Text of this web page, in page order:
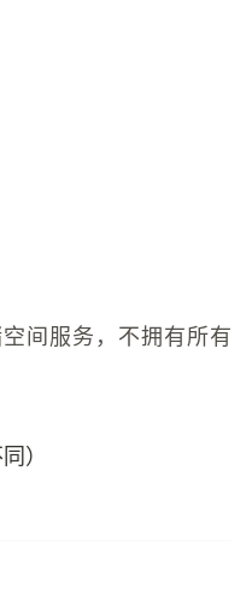
间服务，不拥有所有
）